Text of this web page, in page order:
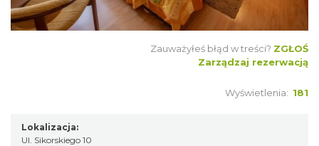
Zauważyłeś błąd w treści? ZGŁOŚ
Zarządzaj rezerwacją
Wyświetlenia: 181
Lokalizacja:
Ul. Sikorskiego 10